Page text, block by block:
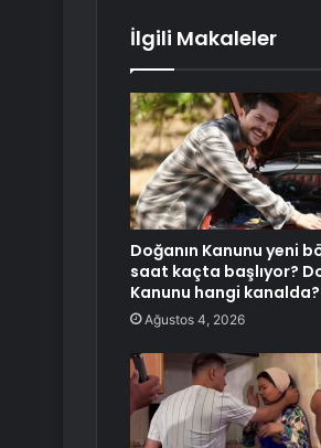
İlgili Makaleler
Doğanın Kanunu yeni
saat kaçta başlıyor?
Kanunu hangi kanalda?
Ağustos 4, 2026